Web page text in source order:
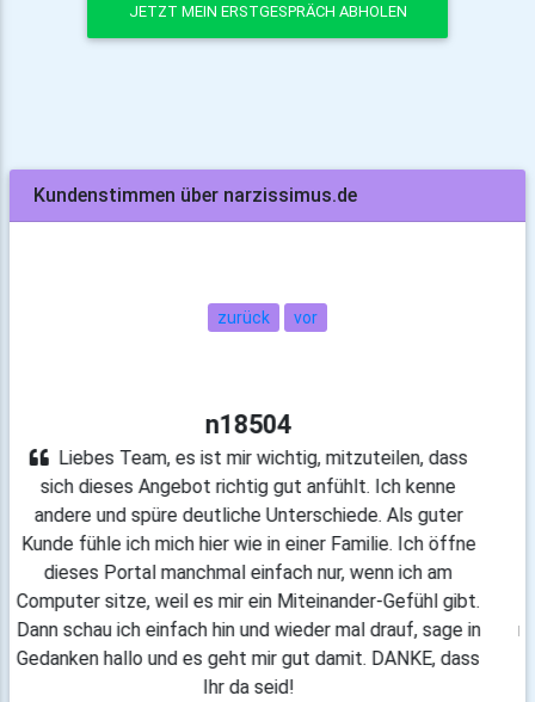
JETZT MEIN ERSTGESPRÄCH ABHOLEN
Kundenstimmen über narzissimus.de
zurück vor
n2195266
Die Begleiterinnen und Begleiter bekommen
meistens nach Gespräch oder nach der Lösung einer
Situation die besten Bewertungen. Habe hier auf
diesem Portal schon einige Krisensituationen in meinem
Leben, mit Hilfe und Unterstützung der lieben Begleiter,
gemeistert. In der Zwischenzeit hat sich vieles in
meinem Leben zum Positiven gewandelt. Dank der Hilfe
hier, von meinen Begleitern und meiner neuen oder
besser gesagt, einer anderen Sichtweise.